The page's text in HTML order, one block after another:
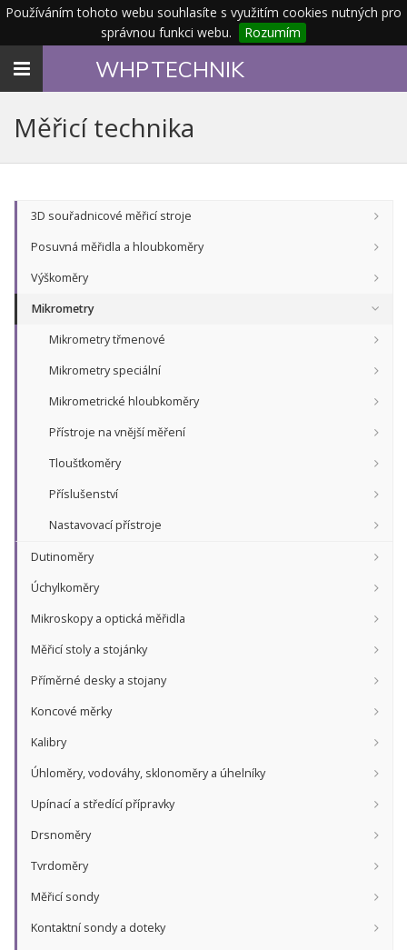
Používáním tohoto webu souhlasíte s využitím cookies nutných pro
správnou funkci webu.
Rozumím
Toggle
WHPTECHNIK
Měřicí technika
3D souřadnicové měřicí stroje
Posuvná měřidla a hloubkoměry
Výškoměry
Mikrometry
Mikrometry třmenové
Mikrometry speciální
Mikrometrické hloubkoměry
Přístroje na vnější měření
Tloušťkoměry
Příslušenství
Nastavovací přístroje
Dutinoměry
Úchylkoměry
Mikroskopy a optická měřidla
Měřicí stoly a stojánky
Příměrné desky a stojany
Koncové měrky
Kalibry
Úhloměry, vodováhy, sklonoměry a úhelníky
Upínací a středící přípravky
Drsnoměry
Tvrdoměry
Měřicí sondy
Kontaktní sondy a doteky